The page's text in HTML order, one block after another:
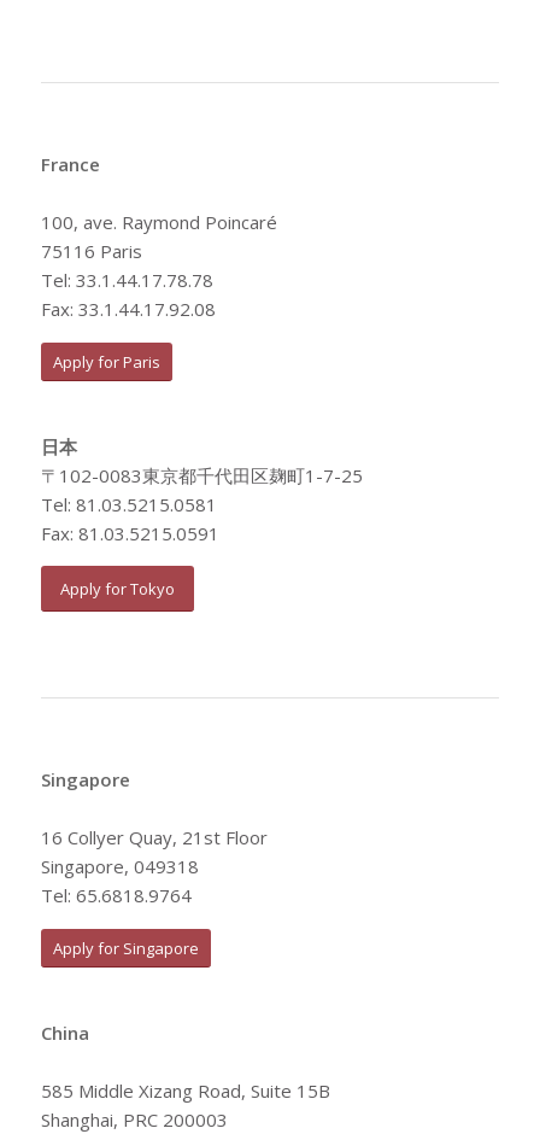
France
100, ave. Raymond Poincaré
75116 Paris
Tel: 33.1.44.17.78.78
Fax: 33.1.44.17.92.08
Apply for Paris
日本
〒102-0083東京都千代田区麹町1-7-25
Tel: 81.03.5215.0581
Fax: 81.03.5215.0591
Apply for Tokyo
Singapore
16 Collyer Quay, 21st Floor
Singapore, 049318
Tel: 65.6818.9764
Apply for Singapore
China
585 Middle Xizang Road, Suite 15B
Shanghai, PRC 200003